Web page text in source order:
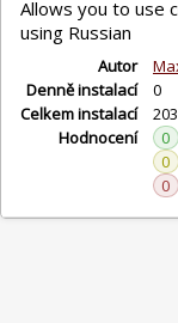
Allows you to use
using Russian
Autor
Denně instalací
0
Celkem instalací
203
Hodnocení
0
0
0